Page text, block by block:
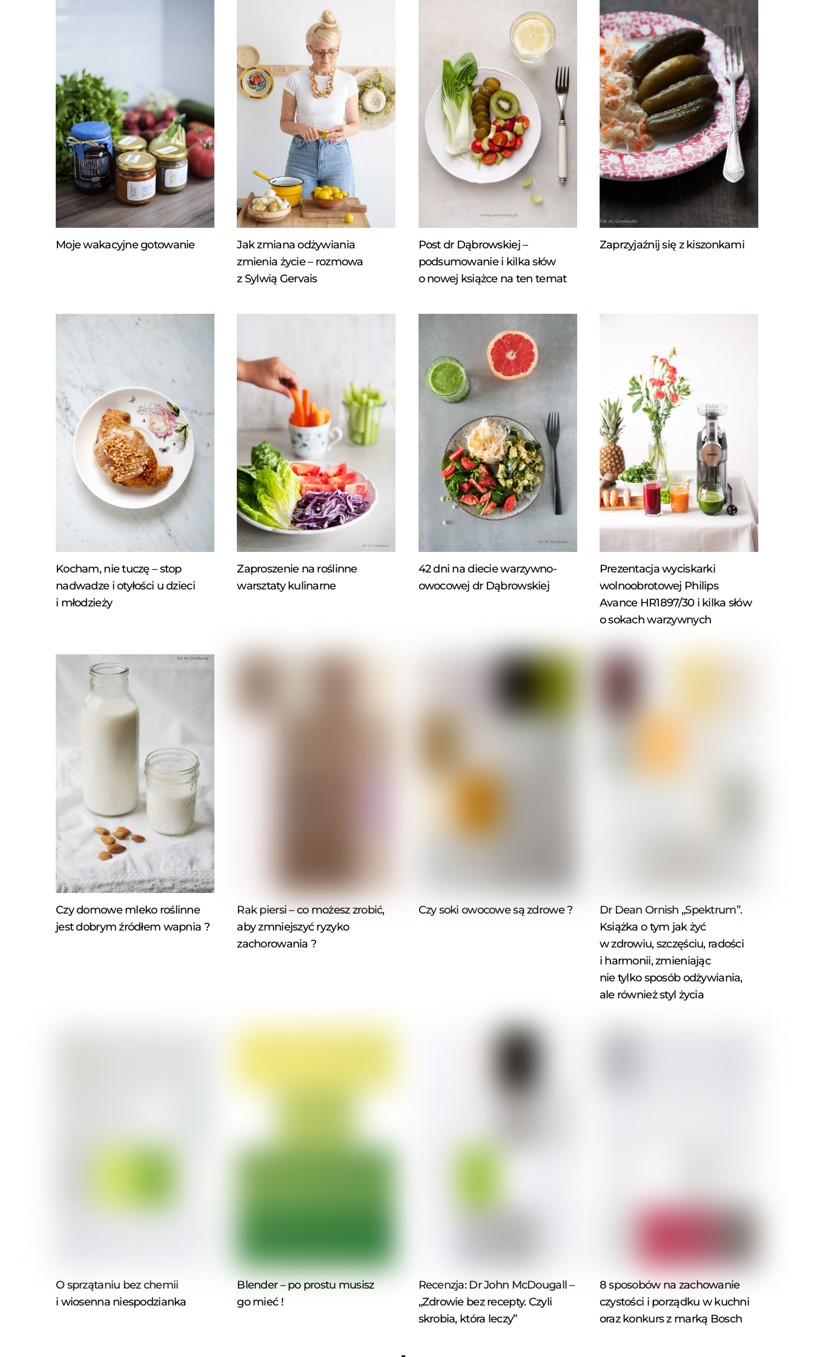
Moje wakacyjne gotowanie
Jak zmiana odżywiania
zmienia życie – rozmowa
z Sylwią Gervais
Post dr Dąbrowskiej –
podsumowanie i kilka słów
o nowej książce na ten temat
Zaprzyjaźnij się z kiszonkami
Kocham, nie tuczę – stop
nadwadze i otyłości u dzieci
i młodzieży
Zaproszenie na roślinne
warsztaty kulinarne
42 dni na diecie warzywno-
owocowej dr Dąbrowskiej
Prezentacja wyciskarki
wolnoobrotowej Philips
Avance HR1897/30 i kilka słów
o sokach warzywnych
Czy domowe mleko roślinne
jest dobrym źródłem wapnia ?
Rak piersi – co możesz zrobić,
aby zmniejszyć ryzyko
zachorowania ?
Czy soki owocowe są zdrowe ?
Dr Dean Ornish „Spektrum”.
Książka o tym jak żyć
w zdrowiu, szczęściu, radości
i harmonii, zmieniając
nie tylko sposób odżywiania,
ale również styl życia
O sprzątaniu bez chemii
i wiosenna niespodzianka
Blender – po prostu musisz
go mieć !
Recenzja: Dr John McDougall –
„Zdrowie bez recepty. Czyli
skrobia, która leczy”
8 sposobów na zachowanie
czystości i porządku w kuchni
oraz konkurs z marką Bosch